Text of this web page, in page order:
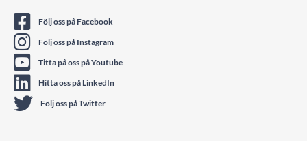
Följ oss på Facebook
Följ oss på Instagram
Titta på oss på Youtube
Hitta oss på LinkedIn
Följ oss på Twitter